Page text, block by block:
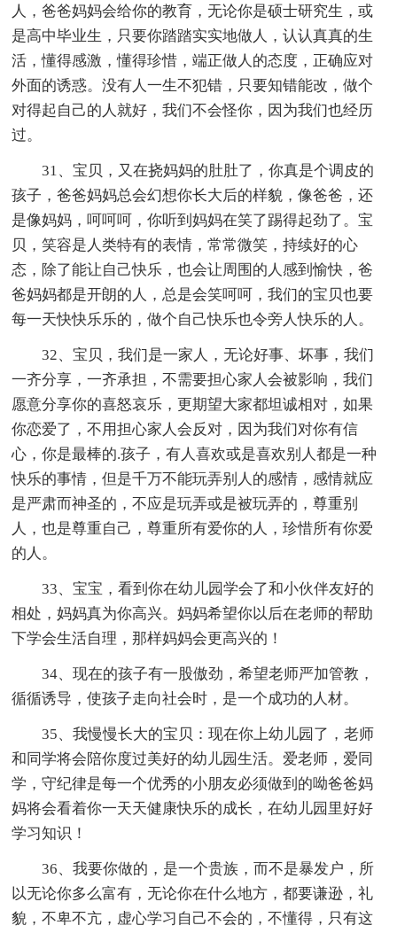
人，爸爸妈妈会给你的教育，无论你是硕士研究生，或
是高中毕业生，只要你踏踏实实地做人，认认真真的生
活，懂得感激，懂得珍惜，端正做人的态度，正确应对
外面的诱惑。没有人一生不犯错，只要知错能改，做个
对得起自己的人就好，我们不会怪你，因为我们也经历
过。
31、宝贝，又在挠妈妈的肚肚了，你真是个调皮的
孩子，爸爸妈妈总会幻想你长大后的样貌，像爸爸，还
是像妈妈，呵呵呵，你听到妈妈在笑了踢得起劲了。宝
贝，笑容是人类特有的表情，常常微笑，持续好的心
态，除了能让自己快乐，也会让周围的人感到愉快，爸
爸妈妈都是开朗的人，总是会笑呵呵，我们的宝贝也要
每一天快快乐乐的，做个自己快乐也令旁人快乐的人。
32、宝贝，我们是一家人，无论好事、坏事，我们
一齐分享，一齐承担，不需要担心家人会被影响，我们
愿意分享你的喜怒哀乐，更期望大家都坦诚相对，如果
你恋爱了，不用担心家人会反对，因为我们对你有信
心，你是最棒的.孩子，有人喜欢或是喜欢别人都是一种
快乐的事情，但是千万不能玩弄别人的感情，感情就应
是严肃而神圣的，不应是玩弄或是被玩弄的，尊重别
人，也是尊重自己，尊重所有爱你的人，珍惜所有你爱
的人。
33、宝宝，看到你在幼儿园学会了和小伙伴友好的
相处，妈妈真为你高兴。妈妈希望你以后在老师的帮助
下学会生活自理，那样妈妈会更高兴的！
34、现在的孩子有一股傲劲，希望老师严加管教，
循循诱导，使孩子走向社会时，是一个成功的人材。
35、我慢慢长大的宝贝：现在你上幼儿园了，老师
和同学将会陪你度过美好的幼儿园生活。爱老师，爱同
学，守纪律是每一个优秀的小朋友必须做到的呦爸爸妈
妈将会看着你一天天健康快乐的成长，在幼儿园里好好
学习知识！
36、我要你做的，是一个贵族，而不是暴发户，所
以无论你多么富有，无论你在什么地方，都要谦逊，礼
貌，不卑不亢，虚心学习自己不会的，不懂得，只有这